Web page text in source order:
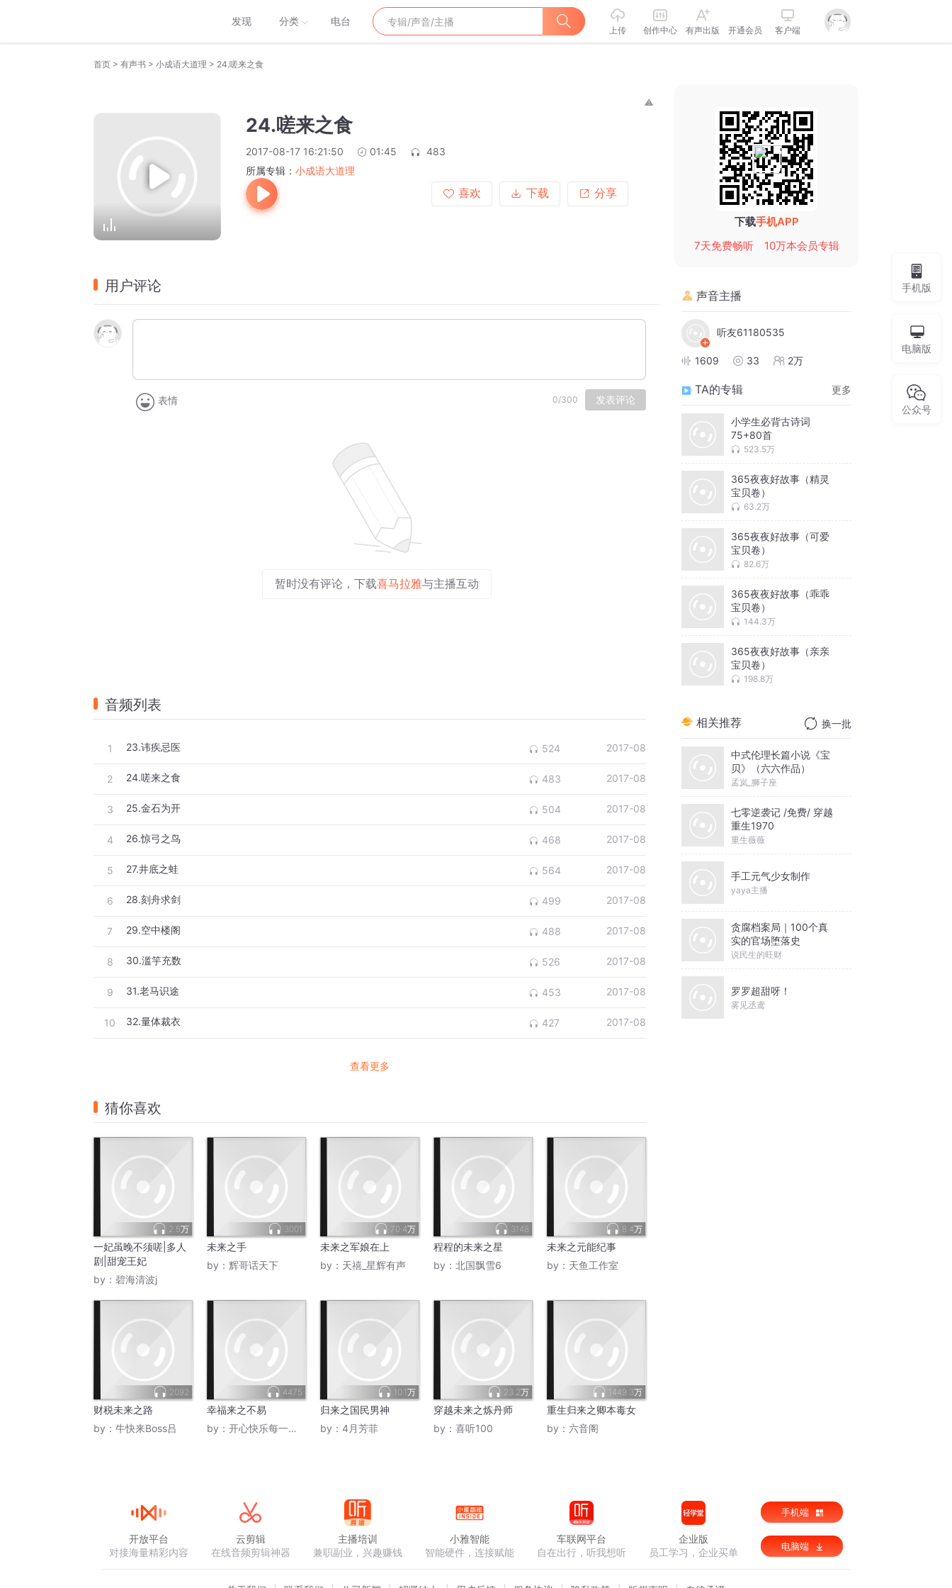
发现 分类 电台
上传 创作中心 有声出版 开通会员 客户端
首页 > 有声书 > 小成语大道理 > 24.嗟来之食
24.嗟来之食
2017-08-17 16:21:50 01:45
483
所属专辑： 小成语大道理
喜欢
下载 分享
用户评论
表情 0/300 发表评论
暂时没有评论，下载喜马拉雅与主播互动
音频列表
1 23.讳疾忌医 524 2017-08
2 24.嗟来之食 483 2017-08
3 25.金石为开 504 2017-08
4 26.惊弓之鸟 468 2017-08
5 27.井底之蛙 564 2017-08
6 28.刻舟求剑 499 2017-08
7 29.空中楼阁 488 2017-08
8 30.滥竽充数 526 2017-08
9 31.老马识途 453 2017-08
10 32.量体裁衣 427 2017-08
查看更多
猜你喜欢
2.5万
一妃虽晚不须嗟|多人
剧|甜宠王妃
by： 碧海清波j
3001
未来之手
by： 辉哥话天下
70.4万
未来之军娘在上
by： 天禧_星辉有声
3148
程程的未来之星
by： 北国飘雪6
8.4万
未来之元能纪事
by： 天鱼工作室
2092
财税未来之路
by： 牛快来Boss吕
4475
幸福来之不易
by： 开心快乐每一天_声坊
10.1万
归来之国民男神
by： 4月芳菲
23.2万
穿越未来之炼丹师
by： 喜听100
1449.3万
重生归来之卿本毒女
by： 六音阁
下载手机APP
7天免费畅听
10万本会员专辑
声音主播
听友61180535
1609 33 2万
TA的专辑 更多
小学生必背古诗词
75+80首
523.5万
365夜夜好故事（精灵
宝贝卷）
63.2万
365夜夜好故事（可爱
宝贝卷）
82.6万
365夜夜好故事（乖乖
宝贝卷）
144.3万
365夜夜好故事（亲亲
宝贝卷）
198.8万
相关推荐 换一批
中式伦理长篇小说《宝
贝》（六六作品）
孟岚_狮子座
七零逆袭记 /免费/ 穿越
重生1970
重生薇薇
手工元气少女制作
yaya主播
贪腐档案局｜100个真
实的官场堕落史
说民生的旺财
罗罗超甜呀！
雾见丞鸢
手机版
电脑版
公众号
开放平台
对接海量精彩内容
云剪辑
在线音频剪辑神器
主播培训
兼职副业，兴趣赚钱
小雅智能
智能硬件，连接赋能
车联网平台
自在出行，听我想听
企业版
员工学习，企业买单
手机端
电脑端